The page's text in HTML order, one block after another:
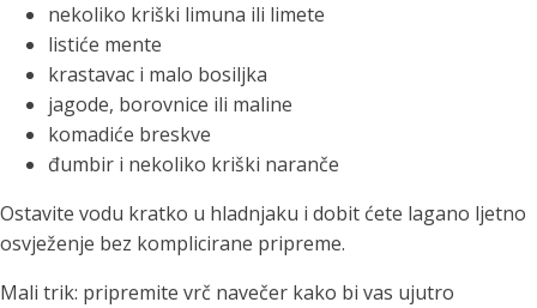
nekoliko kriški limuna ili limete
listiće mente
krastavac i malo bosiljka
jagode, borovnice ili maline
komadiće breskve
đumbir i nekoliko kriški naranče
Ostavite vodu kratko u hladnjaku i dobit ćete lagano ljetno
osvježenje bez komplicirane pripreme.
Mali trik: pripremite vrč navečer kako bi vas ujutro